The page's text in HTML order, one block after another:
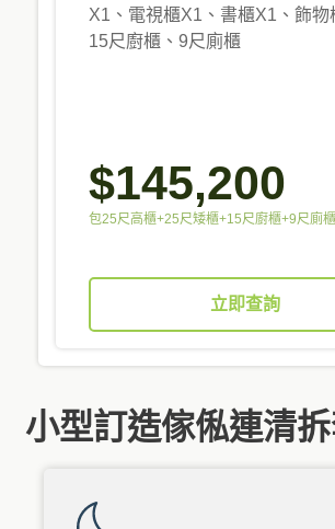
X1、電視櫃X1、書櫃X1、飾物
15尺廚櫃、9尺廁櫃
$145,200
包25尺高櫃+25尺矮櫃+15尺廚櫃+9尺廁櫃
立即查詢
小型訂造傢俬連清